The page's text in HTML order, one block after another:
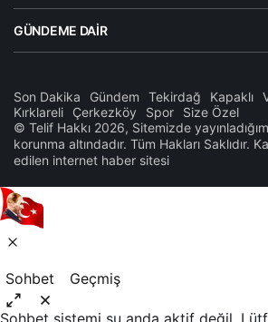
GÜNDEME DAIR
Son Dakika Gündem Tekirdağ Kapaklı
Kırklareli
Çerkezköy Spor
Size Özel
© Telif Hakkı 2026, Sitemizde
korunma altındadır. Tüm Hakları Saklıdır.
edilen internet haber sitesi
Sohbet Geçmiş
Sohbet sistemi şu anda aktif değil.